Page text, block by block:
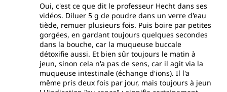
Oui, c'est ce que dit le professeur Hecht dans ses
vidéos. Diluer 5 g de poudre dans un verre d'eau
tiède, remuer plusieurs fois. Puis boire par petites
gorgées, en gardant toujours quelques secondes
dans la bouche, car la muqueuse buccale
détoxifie aussi. Et bien sûr toujours le matin à
jeun, sinon cela n'a pas de sens, car il agit via la
muqueuse intestinale (échange d'ions). Il l'a
même pris deux fois par jour, mais toujours à jeun